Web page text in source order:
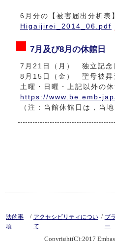
6月分の【被害届出分析表
Higaijirei_2014_06.pdf
7月及び8月の休館日
7月21日（月） 独立記念
8月15日（金） 聖母被昇
土曜・日曜・上記以外の
https://www.be.emb-
（注：当館休館日は，当
法的事
項
/ アクセシビリティについ
て
/ プ
ー
Copyright(C):2017